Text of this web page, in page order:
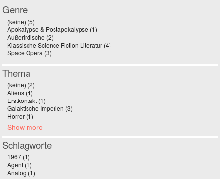
Genre
(keine) (5)
Apokalypse & Postapokalypse (1)
Außerirdische (2)
Klassische Science Fiction Literatur (4)
Space Opera (3)
Thema
(keine) (2)
Aliens (4)
Erstkontakt (1)
Galaktische Imperien (3)
Horror (1)
Show more
Schlagworte
1967 (1)
Agent (1)
Analog (1)